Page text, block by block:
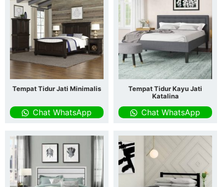
Tempat Tidur Jati Minimalis
Chat WhatsApp
Tempat Tidur Kayu Jati
Katalina
Chat WhatsApp